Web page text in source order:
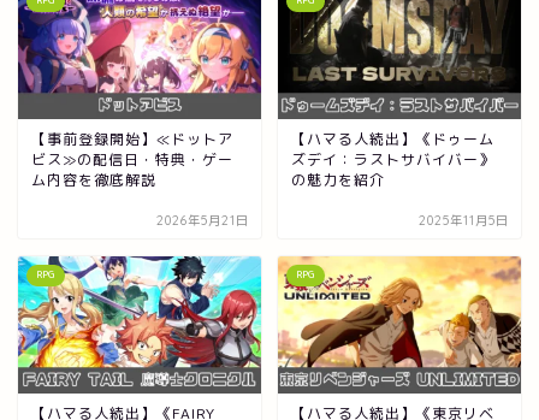
【事前登録開始】≪ドットア
ビス≫の配信日・特典・ゲー
ム内容を徹底解説
2026年5月21日
【ハマる人続出】《ドゥーム
ズデイ：ラストサバイバー》
の魅力を紹介
2025年11月5日
RPG
【ハマる人続出】《FAIRY
RPG
【ハマる人続出】《東京リベ